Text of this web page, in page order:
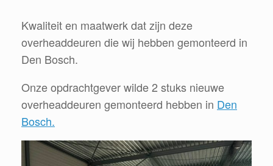
Kwaliteit en maatwerk dat zijn deze
overheaddeuren die wij hebben gemonteerd in
Den Bosch.
Onze opdrachtgever wilde 2 stuks nieuwe
overheaddeuren gemonteerd hebben in Den
Bosch.